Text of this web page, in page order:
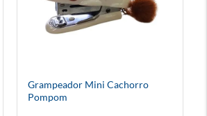
Grampeador Mini Cachorro
Pompom